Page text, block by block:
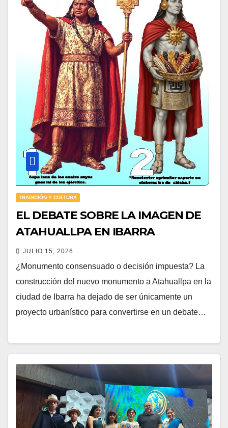
TRADICIÓN Y CULTURA
EL DEBATE SOBRE LA IMAGEN DE
ATAHUALLPA EN IBARRA
JULIO 15, 2026
¿Monumento consensuado o decisión impuesta? La
construcción del nuevo monumento a Atahuallpa en la
ciudad de Ibarra ha dejado de ser únicamente un
proyecto urbanístico para convertirse en un debate…